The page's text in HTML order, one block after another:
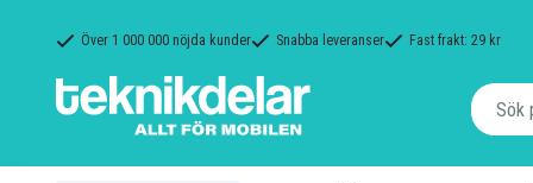
Över 1 000 000 nöjda kunder Snabba leveranser Fast frakt: 29 kr